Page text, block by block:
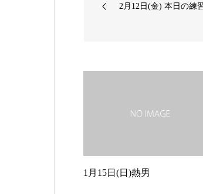
2月12日(金) 本日の練
1月15日(日)熱男